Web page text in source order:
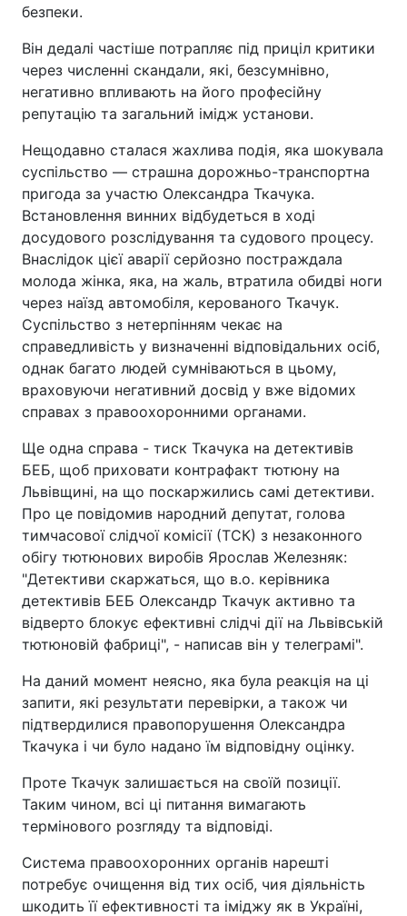
безпеки.
Він дедалі частіше потрапляє під приціл критики
через численні скандали, які, безсумнівно,
негативно впливають на його професійну
репутацію та загальний імідж установи.
Нещодавно сталася жахлива подія, яка шокувала
суспільство — страшна дорожньо-транспортна
пригода за участю Олександра Ткачука.
Встановлення винних відбудеться в ході
досудового розслідування та судового процесу.
Внаслідок цієї аварії серйозно постраждала
молода жінка, яка, на жаль, втратила обидві ноги
через наїзд автомобіля, керованого Ткачук.
Суспільство з нетерпінням чекає на
справедливість у визначенні відповідальних осіб,
однак багато людей сумніваються в цьому,
враховуючи негативний досвід у вже відомих
справах з правоохоронними органами.
Ще одна справа - тиск Ткачука на детективів
БЕБ, щоб приховати контрафакт тютюну на
Львівщині, на що поскаржились самі детективи.
Про це повідомив народний депутат, голова
тимчасової слідчої комісії (ТСК) з незаконного
обігу тютюнових виробів Ярослав Железняк:
"Детективи скаржаться, що в.о. керівника
детективів БЕБ Олександр Ткачук активно та
відверто блокує ефективні слідчі дії на Львівській
тютюновій фабриці", - написав він у телеграмі".
На даний момент неясно, яка була реакція на ці
запити, які результати перевірки, а також чи
підтвердилися правопорушення Олександра
Ткачука і чи було надано їм відповідну оцінку.
Проте Ткачук залишається на своїй позиції.
Таким чином, всі ці питання вимагають
термінового розгляду та відповіді.
Система правоохоронних органів нарешті
потребує очищення від тих осіб, чия діяльність
шкодить її ефективності та іміджу як в Україні,